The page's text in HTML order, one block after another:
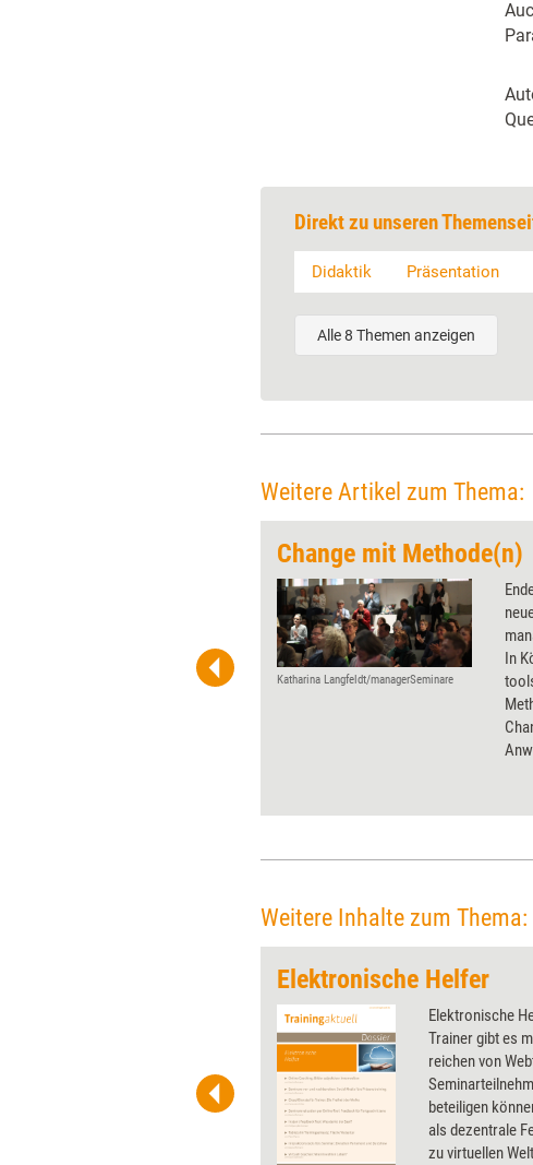
Direkt zu unseren
Didaktik Präsentation
Alle 8 Themen anzeigen
Weitere Artikel zum Thema:
Change mit Methode(n)
Katharina Langfeldt/managerSeminare
In
Weitere Inhalte zum Thema:
Elektronische Helfer
Elektronische
Trainer gibt es
reichen von
beteiligen
als dezentrale
zu virtuellen